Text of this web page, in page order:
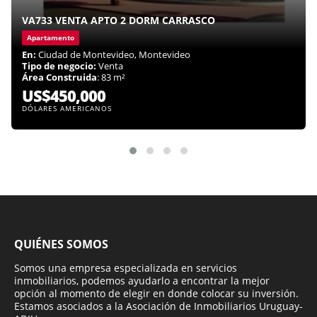
VA733 VENTA APTO 2 DORM CARRASCO
Apartamento
En: Ciudad de Montevideo, Montevideo
Tipo de negocio: Venta
Área Construida: 83 m²
US$450,000
DÓLARES AMERICANOS
QUIÉNES SOMOS
Somos una empresa especializada en servicios
inmobiliarios, podemos ayudarlo a encontrar la mejor
opción al momento de elegir en donde colocar su inversión.
Estamos asociados a la Asociación de Inmobiliarios Uruguay-